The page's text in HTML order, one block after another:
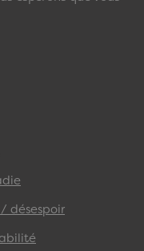
désespoir